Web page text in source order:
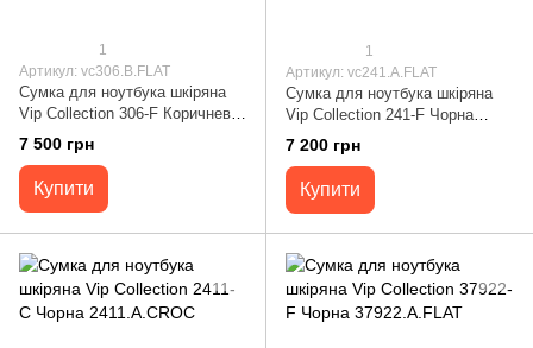
1
Артикул: vc306.B.FLAT
Сумка для ноутбука шкіряна
Vip Collection 306-F Коричнева
306.B.FLAT
7 500 грн
Купити
1
Артикул: vc241.A.FLAT
Сумка для ноутбука шкіряна
Vip Collection 241-F Чорна
241.A.FLAT
7 200 грн
Купити